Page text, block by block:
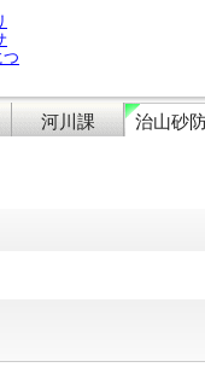
河川課 治山砂